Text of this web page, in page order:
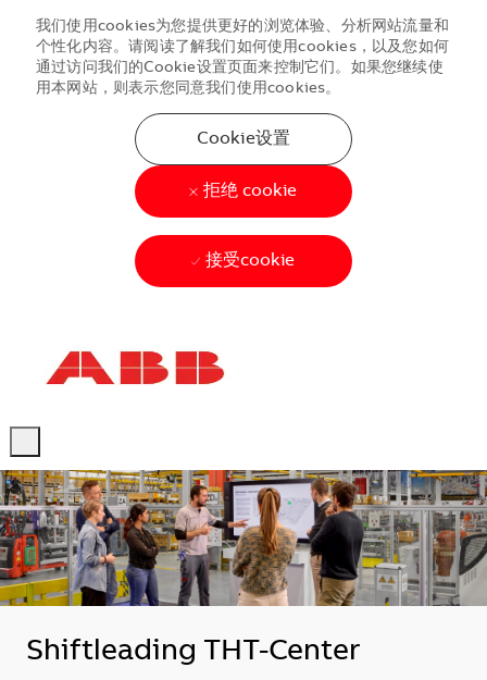
--
我们使用cookies为您提供更好的浏览体验、分析网站流量和
个性化内容。请阅读了解我们如何使用cookies，以及您如何
通过访问我们的Cookie设置页面来控制它们。如果您继续使
用本网站，则表示您同意我们使用cookies。
Cookie设置
拒绝 cookie
接受cookie
Shiftleading THT-Center